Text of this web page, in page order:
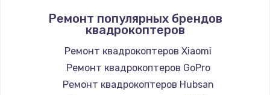
Ремонт популярных брендов
квадрокоптеров
Ремонт квадрокоптеров Xiaomi
Ремонт квадрокоптеров GoPro
Ремонт квадрокоптеров Hubsan